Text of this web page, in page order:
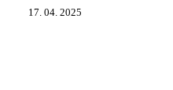
17. 04. 2025